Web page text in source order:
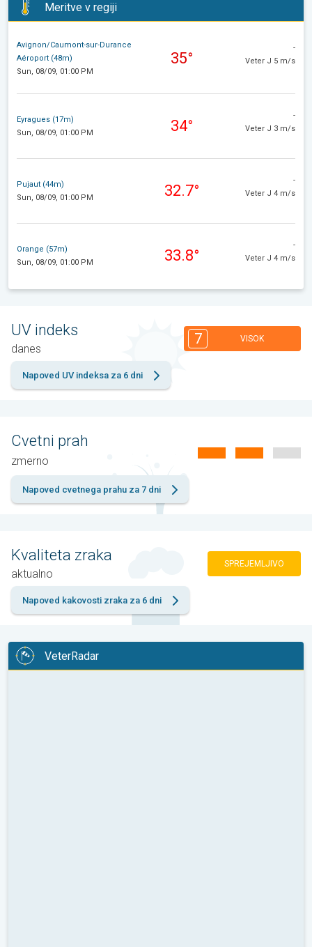
Meritve v regiji
Avignon/Caumont-sur-Durance
Aéroport (48m)
Sun, 08/09, 01:00 PM
35°
-
Veter J 5 m/s
Eyragues (17m)
Sun, 08/09, 01:00 PM
34°
-
Veter J 3 m/s
Pujaut (44m)
Sun, 08/09, 01:00 PM
32.7°
-
Veter J 4 m/s
Orange (57m)
Sun, 08/09, 01:00 PM
33.8°
-
Veter J 4 m/s
UV indeks
danes
7 VISOK
Napoved UV indeksa za 6 dni
Cvetni prah
zmernо
Napoved cvetnega prahu za 7 dni
Kvaliteta zraka
aktualno
SPREJEMLJIVO
Napoved kakovosti zraka za 6 dni
VeterRadar